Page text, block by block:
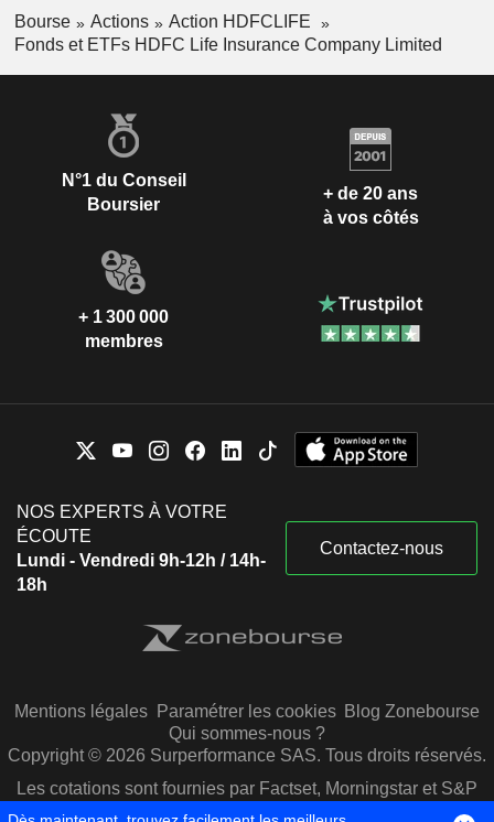
Bourse Actions
Action HDFCLIFE
Fonds et ETFs HDFC Life Insurance Company Limited
N°1 du Conseil
Boursier
+ de 20 ans
à vos côtés
+ 1 300 000
membres
NOS EXPERTS À VOTRE
ÉCOUTE
Lundi - Vendredi 9h-12h / 14h-
18h
Contactez-nous
Mentions légales Paramétrer les cookies Blog Zonebourse
Qui sommes-nous ?
Copyright © 2026 Surperformance SAS. Tous droits réservés.
Les cotations sont fournies par Factset, Morningstar et S&P
Capital IQ